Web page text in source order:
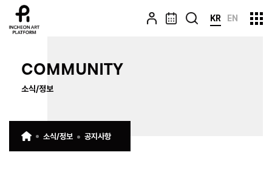
KR EN
COMMUNITY
소식/정보
소식/정보 공지사항